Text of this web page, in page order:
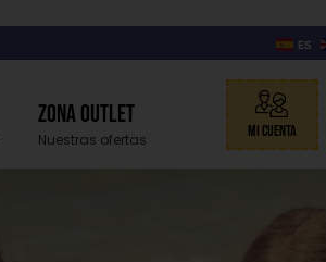
ES
Zona Outlet
Nuestras ofertas Mi Cuenta